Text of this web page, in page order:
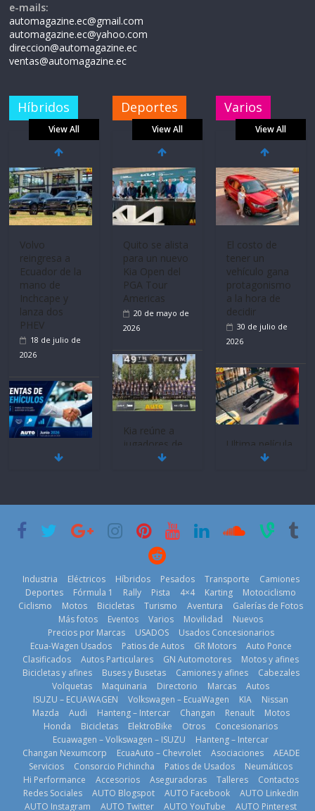
e-mails:
automagazine.ec@gmail.com
automagazine.ec@yahoo.com
direccion@automagazine.ec
ventas@automagazine.ec
Híbridos
View All
Volvo
reingresa a
Ecuador de la
mano de
Inchcape y
lanza dos
PHEV
18 de julio de
2026
Mercado
historia
11 de julio de
BMW, Toyota,
Bosch y
prueban flota
que usa
gasolina 100%
renovable
25 de julio de
2026
Deportes
View All
La FEDAK
recibe 12
Sinotruk
Bolden para
cubrir las rutas
de La Vuelta
31 de julio de
2026
Quito se alista
para un nuevo
Kia Open del
PGA Tour
Americas
20 de mayo de
Kia reúne a
jugadores de
fútbol de todo
el mundo en
‘Kia OMBC
Cup’
6 de mayo de
2026
La Vuelta al
Ecuador 2026,
edición 47ª,
recorre 7
Varios
View All
El costo de
tener un
vehículo gana
protagonismo
a la hora de
decidir
30 de julio de
2026
Ultima película
‘Spider‑Man:
29 de julio de
¿Qué puede
pasar con tu
vehículo si
permanece
varios días sin
usar?
3 de agosto de
2026
Industria Eléctricos Híbridos Pesados Transporte
Camiones
Deportes
Fórmula 1 Rally Pista 4×4 Karting
Motociclismo
Ciclismo
Motos Bicicletas Turismo Aventura
Galerías de Fotos
Más fotos
Eventos Varios Movilidad
Nuevos
Precios por Marcas
USADOS
Usados Concesionarios
Ecua-Wagen Usados
Patios de Autos GR Motors
Auto Ponce
Clasificados
Autos Particulares GN Automotores
Motos y afines
Bicicletas y afines
Buses y Busetas Camiones y afines
Cabezales
Volquetas
Maquinaria Directorio Marcas
Autos
ISUZU – ECUAWAGEN
Volkswagen – EcuaWagen KIA
Nissan
Mazda
Audi Hanteng – Intercar Changan Renault
Motos
Honda
Bicicletas ElektroBike Otros
Concesionarios
Ecuawagen – Volkswagen – ISUZU
Hanteng – Intercar
Changan Nexumcorp
EcuaAuto – Chevrolet Asociaciones
AEADE
Servicios
Consorcio Pichincha Patios de Usados
Neumáticos
Hi Performance
Accesorios Aseguradoras Talleres
Contactos
Redes Sociales
AUTO Blogspot AUTO Facebook
AUTO LinkedIn
AUTO Instagram
AUTO Twitter AUTO YouTube AUTO Pinterest